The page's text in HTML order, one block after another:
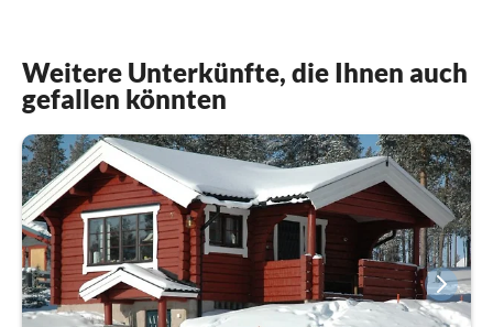
Weitere Unterkünfte, die Ihnen auch
gefallen könnten